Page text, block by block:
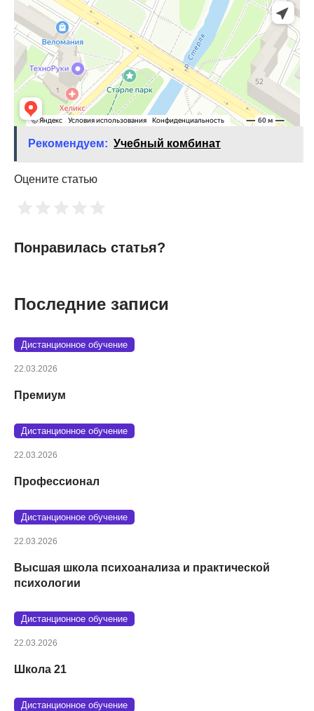
Рекомендуем: Учебный комбинат
Оцените статью
Понравилась статья?
Последние записи
Дистанционное обучение
22.03.2026
Премиум
Дистанционное обучение
22.03.2026
Профессионал
Дистанционное обучение
22.03.2026
Высшая школа психоанализа и практической
психологии
Дистанционное обучение
22.03.2026
Школа 21
Дистанционное обучение